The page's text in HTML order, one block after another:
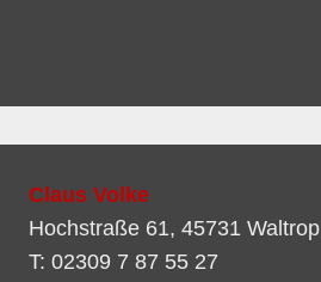
Claus Volke
Hochstraße 61, 45731 Waltrop
T: 02309 7 87 55 27